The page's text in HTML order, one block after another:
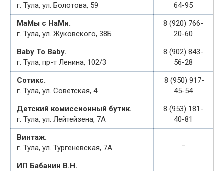
г. Тула, ул. Болотова, 59
64-95
МаМы с НаМи.
г. Тула, ул. Жуковского, 38Б
8 (920) 766-
20-60
Baby To Baby.
г. Тула, пр-т Ленина, 102/3
8 (902) 843-
56-28
Сотикс.
г. Тула, ул. Советская, 4
8 (950) 917-
45-54
Детский комиссионный бутик.
г. Тула, ул. Лейтейзена, 7А
8 (953) 181-
40-81
Винтаж.
г. Тула, ул. Тургеневская, 7А
ИП Бабанин В.Н.